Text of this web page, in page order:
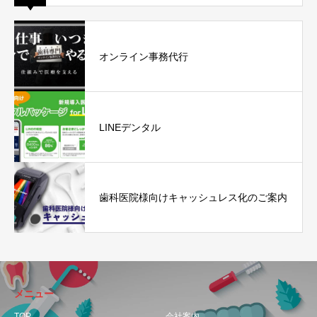
オンライン事務代行
LINEデンタル
歯科医院様向けキャッシュレス化のご案内
メニュー